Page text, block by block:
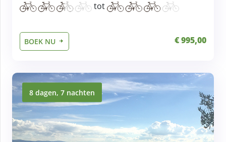
tot
BOEK NU € 995,00
8 dagen, 7 nachten